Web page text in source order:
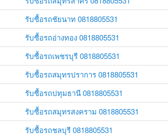
รับซื้อรถชัยนาท 0818805531
รับซื้อรถอ่างทอง 0818805531
รับซื้อรถเพชรบุรี 0818805531
รับซื้อรถสมุทรปราการ 0818805531
รับซื้อรถปทุมธานี 0818805531
รับซื้อรถสมุทรสงคราม 0818805531
รับซื้อรถชลบุรี 0818805531